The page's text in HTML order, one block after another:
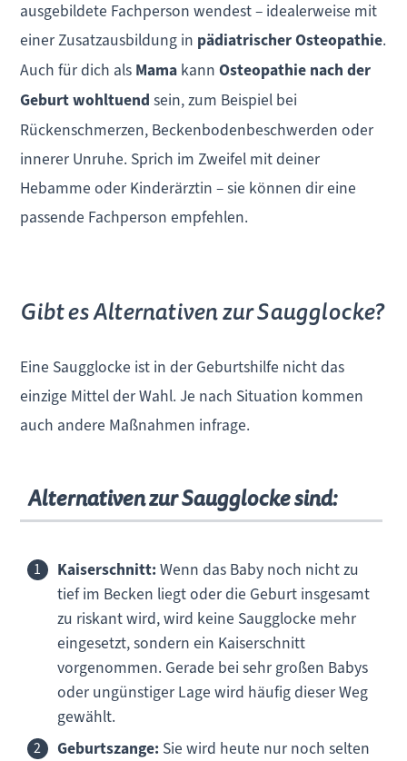
ausgebildete Fachperson wendest – idealerweise mit
einer Zusatzausbildung in pädiatrischer Osteopathie.
Auch für dich als Mama kannOsteopathie nach der
Geburt wohltuend sein, zum Beispiel bei
Rückenschmerzen, Beckenbodenbeschwerden oder
innerer Unruhe. Sprich im Zweifel mit deiner
Hebamme oder Kinderärztin – sie können dir eine
passende Fachperson empfehlen.
Gibt es Alternativen zur Saugglocke?
Eine Saugglocke ist in der Geburtshilfe nicht das
einzige Mittel der Wahl. Je nach Situation kommen
auch andere Maßnahmen infrage.
Alternativen zur Saugglocke sind:
Kaiserschnitt: Wenn das Baby noch nicht zu
tief im Becken liegt oder die Geburt insgesamt
zu riskant wird, wird keine Saugglocke mehr
eingesetzt, sondern ein Kaiserschnitt
vorgenommen. Gerade bei sehr großen Babys
oder ungünstiger Lage wird häufig dieser Weg
gewählt.
Geburtszange: Sie wird heute nur noch selten